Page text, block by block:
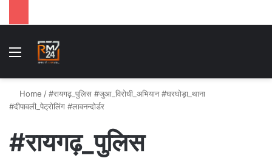
Menu
Home /#रायगढ़_पुलिस #जुआ_विरोधी_अभियान #घरघोड़ा_थाना
#दीपावली_पेट्रोलिंग #लावनन्दोर्डर
#रायगढ़_पुलिस